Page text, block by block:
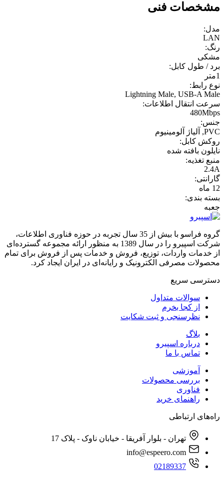
مشخصات فنی
مدل:
LAN
رنگ:
مشکی
برد / طول کابل:
1متر
نوع رابط:
Lightning Male, USB-A Male
سرعت انتقال اطلاعات:
480Mbps
جنس:
PVC, آلیاژ آلومینیوم
روکش کابل:
نایلون بافته شده
منبع تغذیه:
2.4A
گارانتی:
12 ماه
بسته بندی:
جعبه
گروه فراسو با بیش از 35 سال تجربه در حوزه فناوری اطلاعات،
شرکت اسپیرو را در سال 1389 به منظور ارائه مجموعه گسترده‌ای
از خدمات واردات، توزیع، فروش و خدمات پس از فروش برای تمام
محصولات مصرفی الکترونیک و رایانه‌ای در ایران ایجاد کرد.
دسترسی‌ سریع
سوالات متداول
از کجا بخرم
نظرسنجی و ثبت شکایت
بلاگ
درباره اسپیرو
تماس با ما
آموزشی
بررسی محصولات
فناوری
راهنمای خرید
راه‌های ارتباطی
تهران - بلوار آفریقا - خیابان ناوک - پلاک 17
02189337